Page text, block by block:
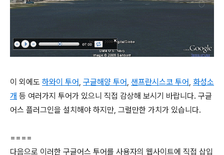
이 외에도 하와이 투어, 구글해양 투어, 샌프란시스코 투어, 화성소
개 등 여러가지 투어가 있으니 직접 감상해 보시기 바랍니다. 구글
어스 플러그인을 설치해야 하지만, 그럴만한 가치가 있습니다.
====
다음으로 이러한 구글어스 투어를 사용자의 웹사이트에 직접 삽입